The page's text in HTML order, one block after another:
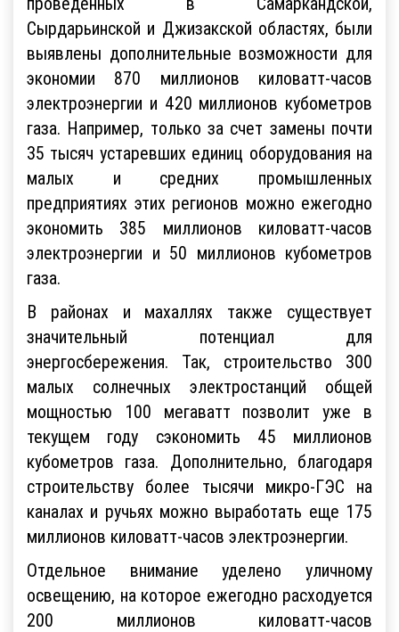
Сырдарьинской и Джизакской областях, были
выявлены дополнительные возможности для
экономии 870 миллионов киловатт-часов
электроэнергии и 420 миллионов кубометров
газа. Например, только за счет замены почти
35 тысяч устаревших единиц оборудования на
малых и средних промышленных
предприятиях этих регионов можно ежегодно
экономить 385 миллионов киловатт-часов
электроэнергии и 50 миллионов кубометров
газа.
В районах и махаллях также существует
значительный потенциал для
энергосбережения. Так, строительство 300
малых солнечных электростанций общей
мощностью 100 мегаватт позволит уже в
текущем году сэкономить 45 миллионов
кубометров газа. Дополнительно, благодаря
строительству более тысячи микро-ГЭС на
каналах и ручьях можно выработать еще 175
миллионов киловатт-часов электроэнергии.
Отдельное внимание уделено уличному
освещению, на которое ежегодно расходуется
200 миллионов киловатт-часов